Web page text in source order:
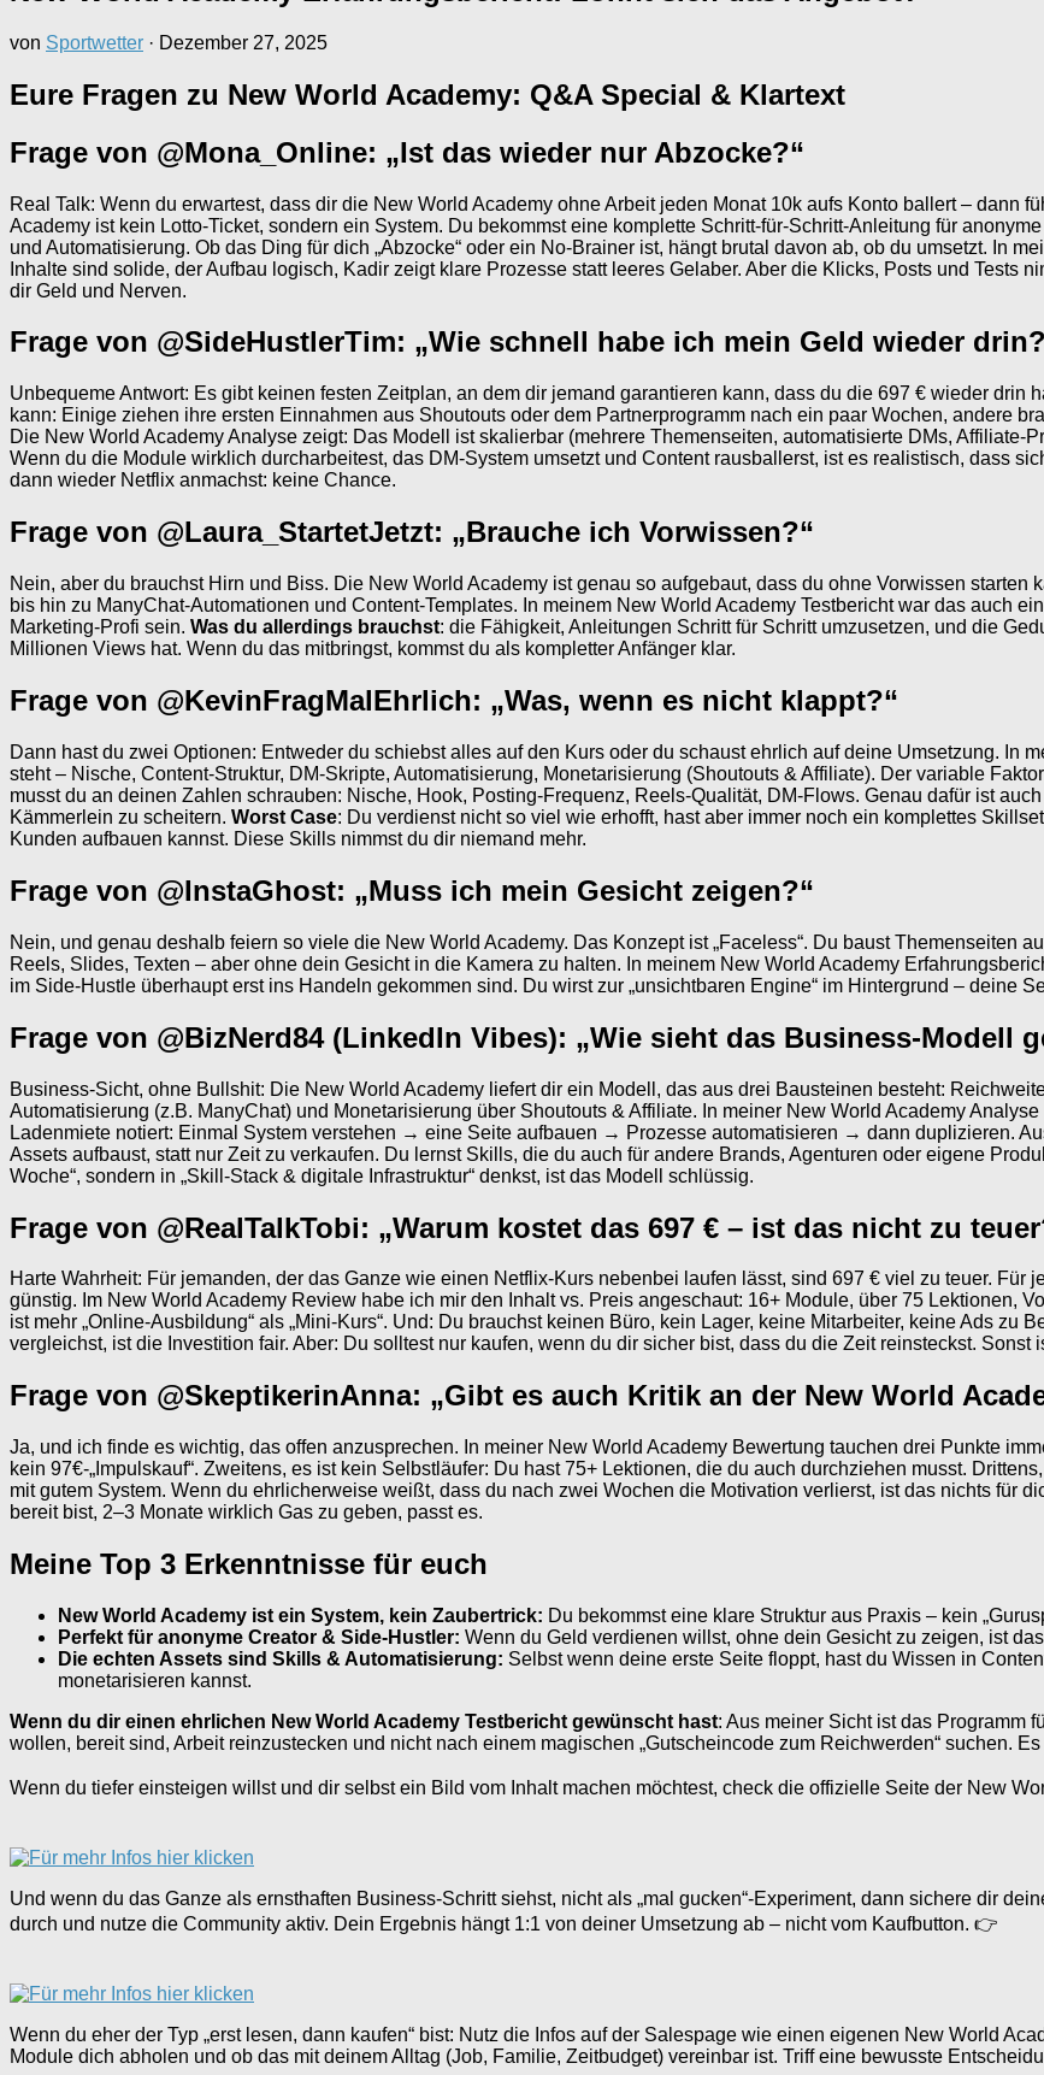
von Sportwetter · Dezember 27, 2025
Eure Fragen zu New World Academy: Q&A Special & Klartext
Frage von @Mona_Online: „Ist das wieder nur Abzocke?“
Real Talk: Wenn du erwartest, dass dir die New World Academy ohne Arbeit jeden Monat 10k aufs Konto ballert – dann
Academy ist kein Lotto-Ticket, sondern ein System. Du bekommst eine komplette Schritt-für-Schritt-Anleitung für
und Automatisierung. Ob das Ding für dich „Abzocke“ oder ein No-Brainer ist, hängt brutal davon ab, ob du umsetzt. In
Inhalte sind solide, der Aufbau logisch, Kadir zeigt klare Prozesse statt leeres Gelaber. Aber die Klicks, Posts und Tests
dir Geld und Nerven.
Frage von @SideHustlerTim: „Wie schnell habe ich mein Geld wieder
Unbequeme Antwort: Es gibt keinen festen Zeitplan, an dem dir jemand garantieren kann, dass du die 697 € wieder drin
kann: Einige ziehen ihre ersten Einnahmen aus Shoutouts oder dem Partnerprogramm nach ein paar Wochen, andere
Die New World Academy Analyse zeigt: Das Modell ist skalierbar (mehrere Themenseiten, automatisierte DMs, Affiliate-
Wenn du die Module wirklich durcharbeitest, das DM-System umsetzt und Content rausballerst, ist es realistisch, dass
dann wieder Netflix anmachst: keine Chance.
Frage von @Laura_StartetJetzt: „Brauche ich Vorwissen?“
Nein, aber du brauchst Hirn und Biss. Die New World Academy ist genau so aufgebaut, dass du ohne Vorwissen starten
bis hin zu ManyChat-Automationen und Content-Templates. In meinem New World Academy Testbericht war das auch
Marketing-Profi sein. Was du allerdings brauchst: die Fähigkeit, Anleitungen Schritt für Schritt umzusetzen, und die
Millionen Views hat. Wenn du das mitbringst, kommst du als kompletter Anfänger klar.
Frage von @KevinFragMalEhrlich: „Was, wenn es nicht klappt?“
Dann hast du zwei Optionen: Entweder du schiebst alles auf den Kurs oder du schaust ehrlich auf deine Umsetzung. In
steht – Nische, Content-Struktur, DM-Skripte, Automatisierung, Monetarisierung (Shoutouts & Affiliate). Der variable
musst du an deinen Zahlen schrauben: Nische, Hook, Posting-Frequenz, Reels-Qualität, DM-Flows. Genau dafür ist
Kämmerlein zu scheitern. Worst Case: Du verdienst nicht so viel wie erhofft, hast aber immer noch ein komplettes
Kunden aufbauen kannst. Diese Skills nimmst du dir niemand mehr.
Frage von @InstaGhost: „Muss ich mein Gesicht zeigen?“
Nein, und genau deshalb feiern so viele die New World Academy. Das Konzept ist „Faceless“. Du baust Themenseiten
Reels, Slides, Texten – aber ohne dein Gesicht in die Kamera zu halten. In meinem New World Academy
im Side-Hustle überhaupt erst ins Handeln gekommen sind. Du wirst zur „unsichtbaren Engine“ im Hintergrund – deine
Frage von @BizNerd84 (LinkedIn Vibes): „Wie sieht das Business-Modell
Business-Sicht, ohne Bullshit: Die New World Academy liefert dir ein Modell, das aus drei Bausteinen besteht:
Automatisierung (z.B. ManyChat) und Monetarisierung über Shoutouts & Affiliate. In meiner New World Academy
Ladenmiete notiert: Einmal System verstehen → eine Seite aufbauen → Prozesse automatisieren → dann duplizieren.
Assets aufbaust, statt nur Zeit zu verkaufen. Du lernst Skills, die du auch für andere Brands, Agenturen oder eigene
Woche“, sondern in „Skill-Stack & digitale Infrastruktur“ denkst, ist das Modell schlüssig.
Frage von @RealTalkTobi: „Warum kostet das 697 € – ist das nicht zu
Harte Wahrheit: Für jemanden, der das Ganze wie einen Netflix-Kurs nebenbei laufen lässt, sind 697 € viel zu teuer.
günstig. Im New World Academy Review habe ich mir den Inhalt vs. Preis angeschaut: 16+ Module, über 75 Lektionen,
ist mehr „Online-Ausbildung“ als „Mini-Kurs“. Und: Du brauchst keinen Büro, kein Lager, keine Mitarbeiter, keine Ads zu
vergleichst, ist die Investition fair. Aber: Du solltest nur kaufen, wenn du dir sicher bist, dass du die Zeit reinsteckst. Sonst
Frage von @SkeptikerinAnna: „Gibt es auch Kritik an der New World
Ja, und ich finde es wichtig, das offen anzusprechen. In meiner New World Academy Bewertung tauchen drei Punkte
kein 97€-„Impulskauf“. Zweitens, es ist kein Selbstläufer: Du hast 75+ Lektionen, die du auch durchziehen musst.
mit gutem System. Wenn du ehrlicherweise weißt, dass du nach zwei Wochen die Motivation verlierst, ist das nichts für
bereit bist, 2–3 Monate wirklich Gas zu geben, passt es.
Meine Top 3 Erkenntnisse für euch
New World Academy ist ein System, kein Zaubertrick: Du bekommst eine klare Struktur aus Praxis – kein
Perfekt für anonyme Creator & Side-Hustler: Wenn du Geld verdienen willst, ohne dein Gesicht zu zeigen, ist
Die echten Assets sind Skills & Automatisierung: Selbst wenn deine erste Seite floppt, hast du Wissen in
monetarisieren kannst.
Wenn du dir einen ehrlichen New World Academy Testbericht gewünscht hast: Aus meiner Sicht ist das Programm
wollen, bereit sind, Arbeit reinzustecken und nicht nach einem magischen „Gutscheincode zum Reichwerden“ suchen.
Wenn du tiefer einsteigen willst und dir selbst ein Bild vom Inhalt machen möchtest, check die offizielle Seite der New
Und wenn du das Ganze als ernsthaften Business-Schritt siehst, nicht als „mal gucken“-Experiment, dann sichere dir
durch und nutze die Community aktiv. Dein Ergebnis hängt 1:1 von deiner Umsetzung ab – nicht vom Kaufbutton. 👉
Wenn du eher der Typ „erst lesen, dann kaufen“ bist: Nutz die Infos auf der Salespage wie einen eigenen New World
Module dich abholen und ob das mit deinem Alltag (Job, Familie, Zeitbudget) vereinbar ist. Triff eine bewusste